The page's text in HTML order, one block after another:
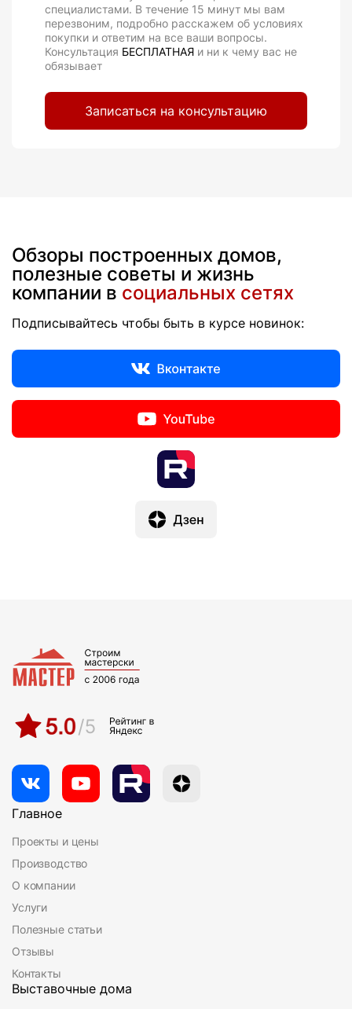
специалистами. В течение 15 минут мы вам
перезвоним, подробно расскажем об условиях
покупки и ответим на все ваши вопросы.
Консультация БЕСПЛАТНАЯ и ни к чему вас не
обязывает
Записаться на консультацию
Обзоры построенных домов,
полезные советы и жизнь
компании в социальных сетях
Подписывайтесь чтобы быть в курсе новинок:
Главное
Проекты и цены
Производство
О компании
Услуги
Полезные статьи
Отзывы
Контакты
Выставочные дома